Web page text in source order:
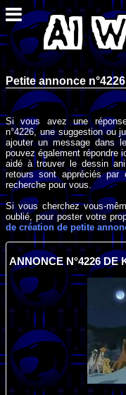
Petite annonce n°4226
Si vous avez une
n°4226, une suggestion ou
ajouter un message dans
pouvez également répondre
aidé à trouver le dessin
retours sont appréciés
recherche pour vous.
Si vous cherchez vous-
oublié, pour poster votre
de création de petite
ANNONCE N°4226 DE